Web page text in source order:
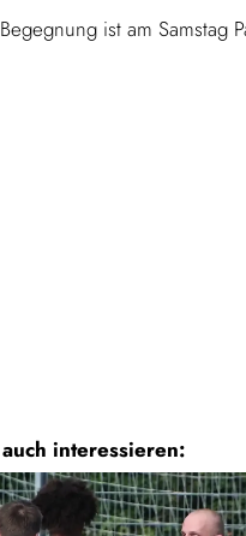
ist am Samstag
interessieren: